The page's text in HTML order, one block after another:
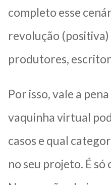
completo esse
revolução
produtores,
Por isso, vale a
vaquinha virtual
casos e qual
no seu projeto. É